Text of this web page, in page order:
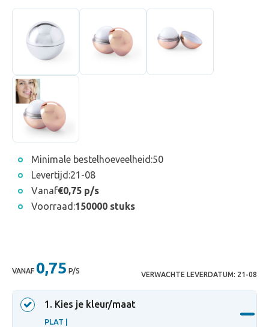
Minimale bestelhoeveelheid:50
Levertijd:21-08
Vanaf€0,75 p/s
Voorraad:150000 stuks
VANAF 0,75 P/S VERWACHTE LEVERDATUM: 21-08
1 . Kies je kleur/maat
PLAT |